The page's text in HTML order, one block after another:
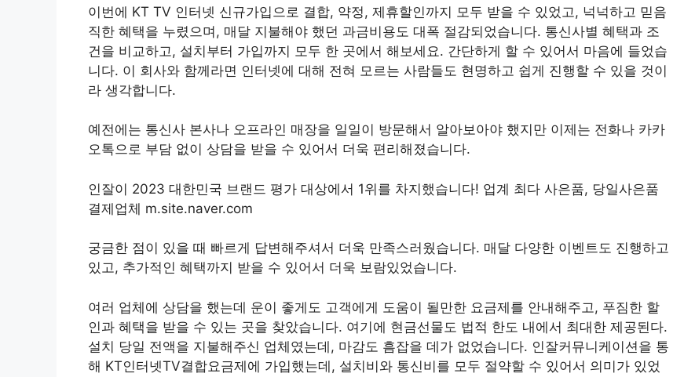
이번에 KT TV 인터넷 신규가입으로 결합, 약정, 제휴할인까지 모두 받을 수 있었고, 넉넉하고 믿음
직한 혜택을 누렸으며, 매달 지불해야 했던 과금비용도 대폭 절감되었습니다. 통신사별 혜택과 조
건을 비교하고, 설치부터 가입까지 모두 한 곳에서 해보세요. 간단하게 할 수 있어서 마음에 들었습
니다. 이 회사와 함께라면 인터넷에 대해 전혀 모르는 사람들도 현명하고 쉽게 진행할 수 있을 것이
라 생각합니다.
예전에는 통신사 본사나 오프라인 매장을 일일이 방문해서 알아보아야 했지만 이제는 전화나 카카
오톡으로 부담 없이 상담을 받을 수 있어서 더욱 편리해졌습니다.
인잘이 2023 대한민국 브랜드 평가 대상에서 1위를 차지했습니다! 업계 최다 사은품, 당일사은품
결제업체 m.site.naver.com
궁금한 점이 있을 때 빠르게 답변해주셔서 더욱 만족스러웠습니다. 매달 다양한 이벤트도 진행하고
있고, 추가적인 혜택까지 받을 수 있어서 더욱 보람있었습니다.
여러 업체에 상담을 했는데 운이 좋게도 고객에게 도움이 될만한 요금제를 안내해주고, 푸짐한 할
인과 혜택을 받을 수 있는 곳을 찾았습니다. 여기에 현금선물도 법적 한도 내에서 최대한 제공된다.
설치 당일 전액을 지불해주신 업체였는데, 마감도 흠잡을 데가 없었습니다. 인잘커뮤니케이션을 통
해 KT인터넷TV결합요금제에 가입했는데, 설치비와 통신비를 모두 절약할 수 있어서 의미가 있었